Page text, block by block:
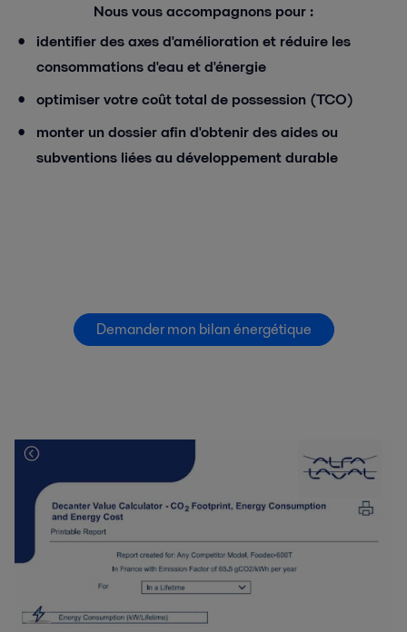
Nous vous accompagnons pour :
identifier des axes d'amélioration et réduire les
consommations d'eau et d'énergie
optimiser votre coût total de possession (TCO)
monter un dossier afin d'obtenir des aides ou
subventions liées au développement durable
Demander mon bilan énergétique